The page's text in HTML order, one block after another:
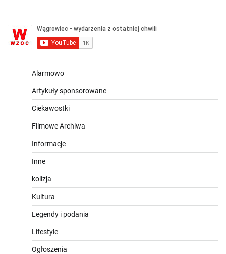
Alarmowo
Artykuły sponsorowane
Ciekawostki
Filmowe Archiwa
Informacje
Inne
kolizja
Kultura
Legendy i podania
Lifestyle
Ogłoszenia